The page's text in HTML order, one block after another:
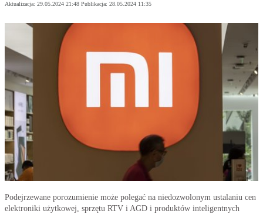
Aktualizacja: 29.05.2024 21:48 Publikacja: 28.05.2024 11:35
Podejrzewane porozumienie może polegać na niedozwolonym ustalaniu cen
elektroniki użytkowej, sprzętu RTV i AGD i produktów inteligentnych